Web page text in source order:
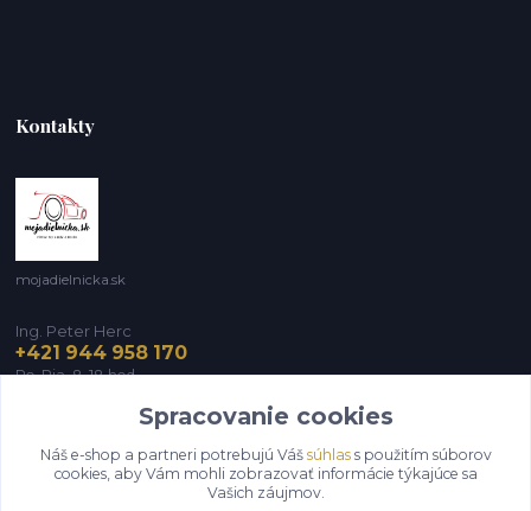
Kontakty
mojadielnicka.sk
Ing. Peter Herc
+421 944 958 170
Po-Pia, 8-18 hod.
infomojadielnicka@gmail.com
Spracovanie cookies
Náš e-shop a partneri potrebujú Váš súhlass použitím súborov
cookies, aby Vám mohli zobrazovať informácie týkajúce sa
Vašich záujmov.